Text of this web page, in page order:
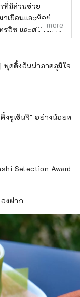
ที่มีส่วนช่วย
เยือนและผู้อยู่
อิซุ และสร้างการ
รอิซุที่สวยงาม
อิสุ การศึกษาและ
เพื่อปรับปรุง
more
พุดดิ้งอันน่าภาคภูมิใจ
ชูเซ็นจิ" อย่างน้อยห
Selection Award
งฝาก